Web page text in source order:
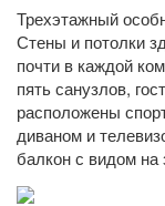
Трехэтажный
Стены и потолки
почти в каждой
пять санузлов,
расположены
диваном и
балкон с видом на